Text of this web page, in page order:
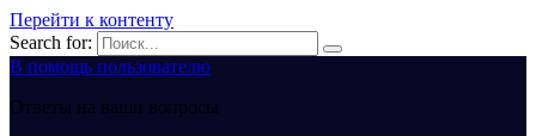
Перейти к контенту
Search for:
В помощь пользователю
Ответы на ваши вопросы